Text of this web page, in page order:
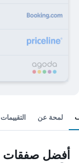
لمحة عن التقييمات
أفضل صفقات